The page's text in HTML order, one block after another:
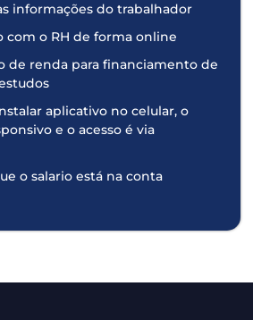
informações do trabalhador
com o RH de forma online
de renda para financiamento de
aplicativo no celular, o
e o acesso é via
o salario está na conta